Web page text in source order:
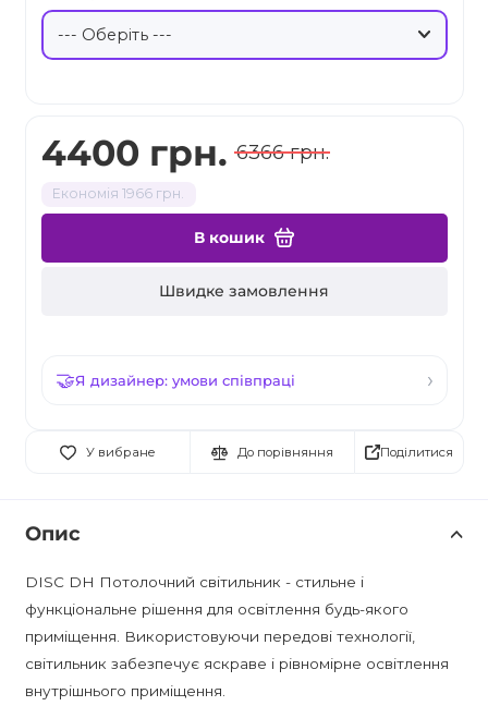
4400 грн. 6366 грн.
Економія 1966 грн.
В кошик
Швидке замовлення
Я дизайнер: умови співпраці
У вибране До порівняння Поділитися
Опис
DISC DH Потолочний світильник - стильне і
функціональне рішення для освітлення будь-якого
приміщення. Використовуючи передові технології,
світильник забезпечує яскраве і рівномірне освітлення
внутрішнього приміщення.